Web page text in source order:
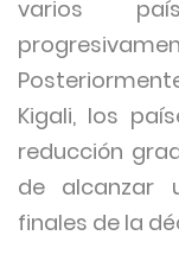
varios
Kigali, los
reducción
de alcanzar
finales de la